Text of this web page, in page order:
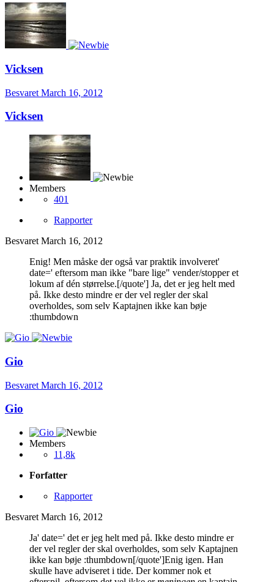
Vicksen
Besvaret March 16, 2012
Vicksen
Members
401
Rapporter
Besvaret March 16, 2012
Enig! Men måske der også var praktik involveret'
date=' eftersom man ikke "bare lige" vender/stopper et
lokum af dén størrelse.[/quote'] Ja, det er jeg helt med
på. Ikke desto mindre er der vel regler der skal
overholdes, som selv Kaptajnen ikke kan bøje
:thumbdown
Gio
Besvaret March 16, 2012
Gio
Members
11,8k
Forfatter
Rapporter
Besvaret March 16, 2012
Ja' date=' det er jeg helt med på. Ikke desto mindre er
der vel regler der skal overholdes, som selv Kaptajnen
ikke kan bøje :thumbdown[/quote']Enig igen. Han
skulle have adviseret i tide. Der kommer nok et